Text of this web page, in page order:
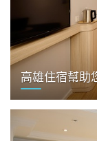
高雄住宿幫助